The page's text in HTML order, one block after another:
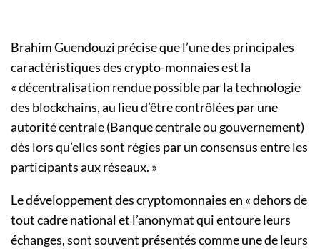
Brahim Guendouzi précise que l’une des principales
caractéristiques des crypto-monnaies est la
« décentralisation rendue possible par la technologie
des blockchains, au lieu d’être contrôlées par une
autorité centrale (Banque centrale ou gouvernement)
dès lors qu’elles sont régies par un consensus entre les
participants aux réseaux. »
Le développement des cryptomonnaies en « dehors de
tout cadre national et l’anonymat qui entoure leurs
échanges, sont souvent présentés comme une de leurs